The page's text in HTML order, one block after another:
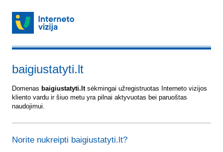
baigiustatyti.lt
Domenas baigiustatyti.ltsėkmingai užregistruotas Interneto vizijos
kliento vardu ir šiuo metu yra pilnai aktyvuotas bei paruoštas
naudojimui.
Norite nukreipti baigiustatyti.lt?